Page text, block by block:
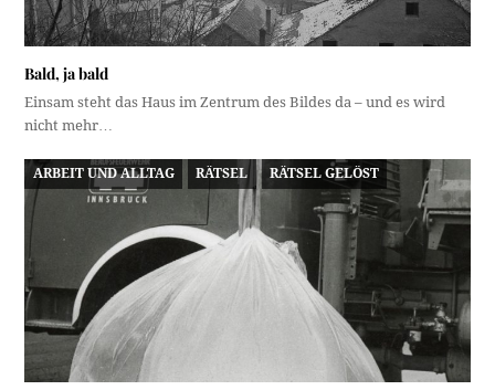
Bald, ja bald
Einsam steht das Haus im Zentrum des Bildes da – und es wird
nicht mehr…
ARBEIT UND ALLTAG RÄTSEL RÄTSEL GELÖST